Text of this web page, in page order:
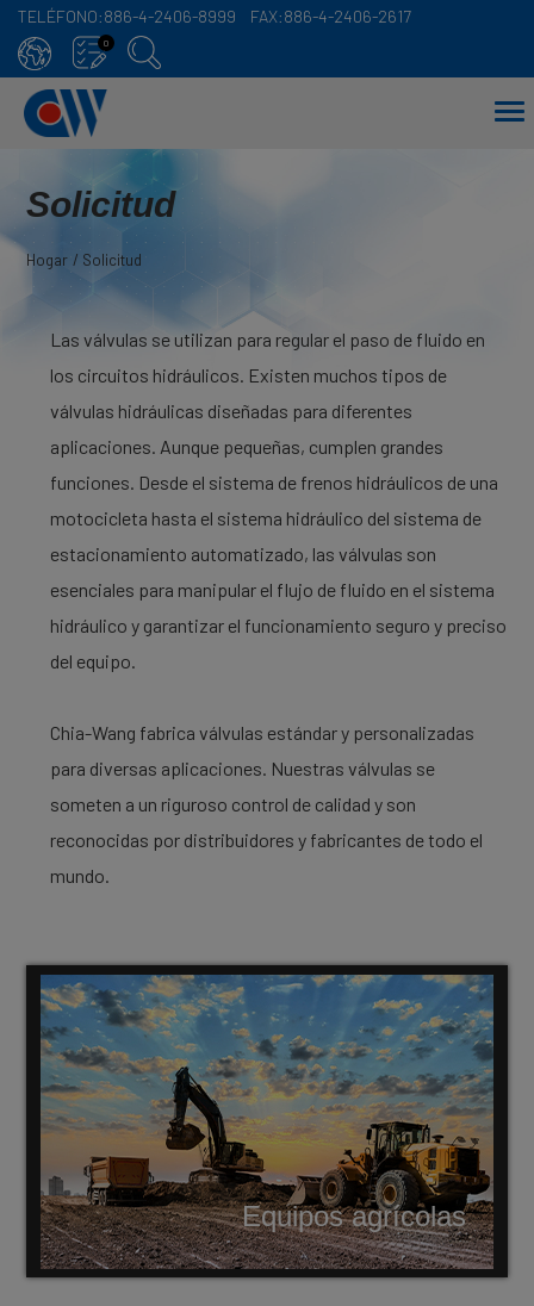
TELÉFONO:886-4-2406-8999 FAX:886-4-2406-2617
0
Solicitud
Hogar Solicitud
Las válvulas se utilizan para regular el paso de fluido en
los circuitos hidráulicos. Existen muchos tipos de
válvulas hidráulicas diseñadas para diferentes
aplicaciones. Aunque pequeñas, cumplen grandes
funciones. Desde el sistema de frenos hidráulicos de una
motocicleta hasta el sistema hidráulico del sistema de
estacionamiento automatizado, las válvulas son
esenciales para manipular el flujo de fluido en el sistema
hidráulico y garantizar el funcionamiento seguro y preciso
del equipo.
Chia-Wang fabrica válvulas estándar y personalizadas
para diversas aplicaciones. Nuestras válvulas se
someten a un riguroso control de calidad y son
reconocidas por distribuidores y fabricantes de todo el
mundo.
Equipos agrícolas
Panel de gestión de cookies